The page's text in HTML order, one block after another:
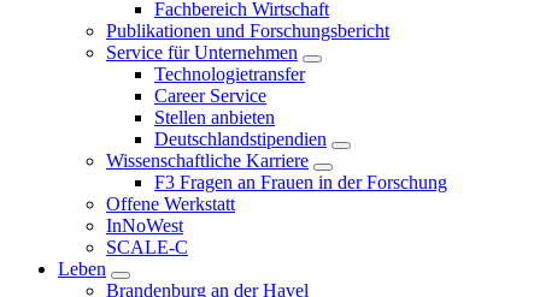
Fachbereich Wirtschaft
Publikationen und Forschungsbericht
Service für Unternehmen
Technologietransfer
Career Service
Stellen anbieten
Deutschlandstipendien
Wissenschaftliche Karriere
F3 Fragen an Frauen in der Forschung
Offene Werkstatt
InNoWest
SCALE-C
Leben
Brandenburg an der Havel